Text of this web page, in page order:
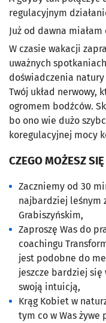
regulacyjnym
Już od dawna
W czasie wakacji
uważnych
doświadczenia natury
Twój układ nerwowy,
ogromem bodźców.
bo ono wie dużo
koregulacyjnej mocy
CZEGO MOŻESZ
Zaczniemy od 30
najbardziej leśnym
Grabiszyńskim,
Zaproszę Was do
coachingu
jest podobne do
jeszcze bardziej się
swoją intuicją,
Krąg Kobiet w
tym co w Was